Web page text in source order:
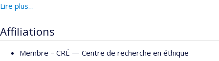
innovations en santé et en technologie, avec une attention
institutionnelle et à la responsabilité professionnelle dans la
recherche et la pratique universitaires. Une part importante de
ses travaux concerne la conduite responsable en recherche,
Lire plus…
Affiliations
Membre – CRÉ — Centre de recherche en éthique